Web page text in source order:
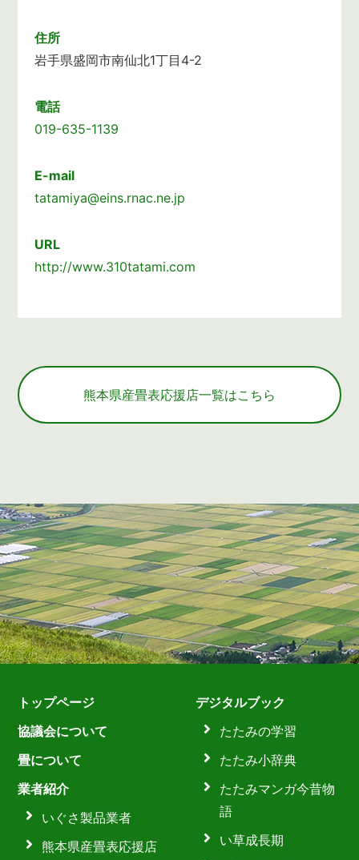
住所
岩手県盛岡市南仙北1丁目4-2
電話
019-635-1139
E-mail
tatamiya@eins.rnac.ne.jp
URL
http://www.310tatami.com
熊本県産畳表応援店一覧はこちら
トップページ
協議会について
畳について
業者紹介
いぐさ製品業者
熊本県産畳表応援店
デジタルブック
たたみの学習
たたみ小辞典
たたみマンガ今昔物
語
い草成長期